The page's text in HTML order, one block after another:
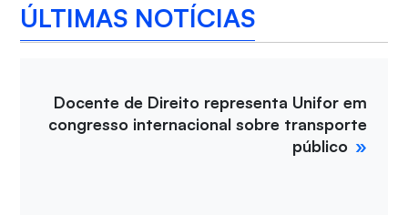
ÚLTIMAS NOTÍCIAS
Docente de Direito representa Unifor em
congresso internacional sobre transporte
público